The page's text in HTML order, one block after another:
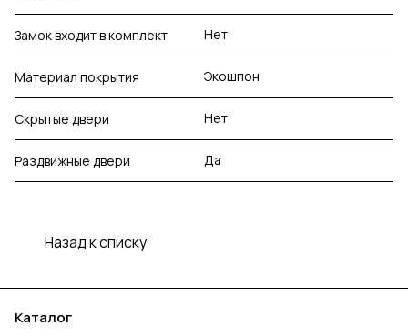
Замок входит в комплект Нет
Материал покрытия Экошпон
Скрытые двери Нет
Раздвижные двери Да
Назад к списку
Каталог